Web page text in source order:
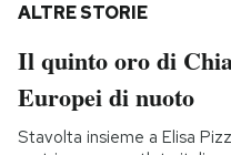
ALTRE STORIE
Il quinto oro di
Europei di nuoto
Stavolta insieme a Elisa